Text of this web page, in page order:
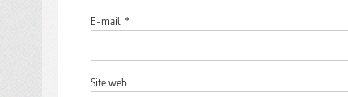
E-mail *
Site web